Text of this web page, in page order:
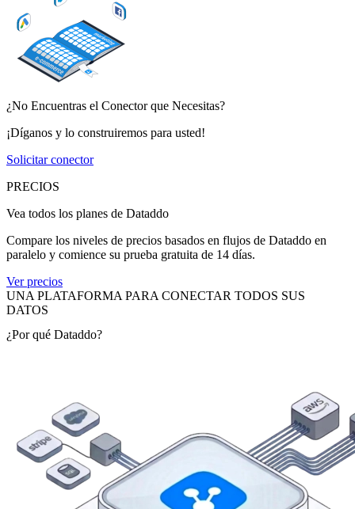
¿No Encuentras el Conector que Necesitas?
¡Díganos y lo construiremos para usted!
Solicitar conector
PRECIOS
Vea todos los planes de Dataddo
Compare los niveles de precios basados en flujos de Dataddo en
paralelo y comience su prueba gratuita de 14 días.
Ver precios
UNA PLATAFORMA PARA CONECTAR TODOS SUS
DATOS
¿Por qué Dataddo?